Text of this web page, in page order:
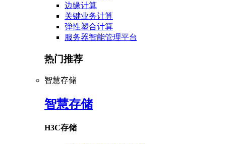
边缘计算
关键业务计算
弹性塑合计算
服务器智能管理平台
热门推荐
智慧存储
智慧存储
H3C存储